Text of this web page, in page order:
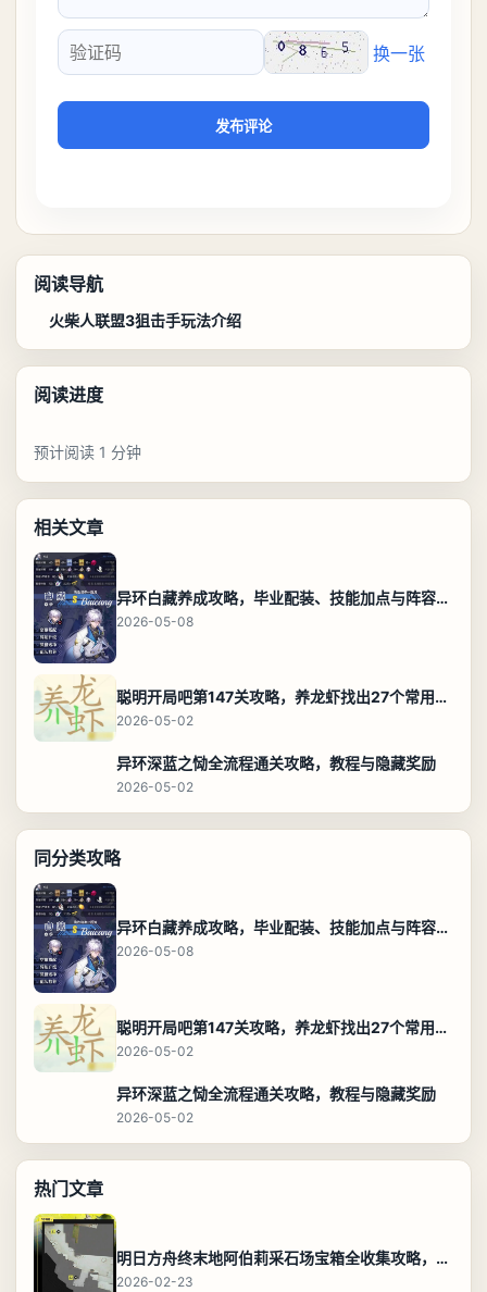
验证码
换一张
发布评论
阅读导航
火柴人联盟3狙击手玩法介绍
阅读进度
预计阅读 1 分钟
相关文章
异环白藏养成攻略，毕业配装、技能加点与阵容搭配保姆级解析
2026-05-08
聪明开局吧第147关攻略，养龙虾找出27个常用字通关答案
2026-05-02
异环深蓝之恸全流程通关攻略，教程与隐藏奖励
2026-05-02
同分类攻略
异环白藏养成攻略，毕业配装、技能加点与阵容搭配保姆级解析
2026-05-08
聪明开局吧第147关攻略，养龙虾找出27个常用字通关答案
2026-05-02
异环深蓝之恸全流程通关攻略，教程与隐藏奖励
2026-05-02
热门文章
明日方舟终末地阿伯莉采石场宝箱全收集攻略，全点位分布图与路线
2026-02-23